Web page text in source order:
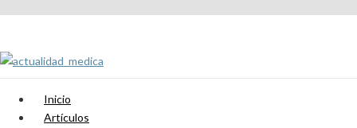
Inicio
Artículos